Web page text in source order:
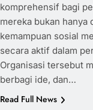
komprehensif bagi
mereka bukan hanya
kemampuan sosial
secara aktif dalam
Organisasi tersebut
berbagi ide, dan…
Read Full News